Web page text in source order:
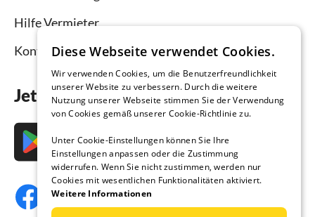
Hilfe Vermieter
Kontakt
Jetzt die App downloaden
Diese Webseite verwendet Cookies.
Wir verwenden Cookies, um die Benutzerfreundlichkeit
unserer Website zu verbessern. Durch die weitere
Nutzung unserer Webseite stimmen Sie der Verwendung
von Cookies gemäß unserer Cookie-Richtlinie zu.
Unter Cookie-Einstellungen können Sie Ihre
Einstellungen anpassen oder die Zustimmung
widerrufen. Wenn Sie nicht zustimmen, werden nur
Cookies mit wesentlichen Funktionalitäten aktiviert.
Weitere Informationen